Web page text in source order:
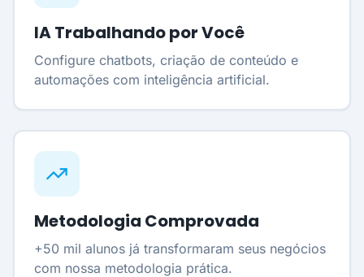
IA Trabalhando por Você
Configure chatbots, criação de conteúdo e
automações com inteligência artificial.
Metodologia Comprovada
+50 mil alunos já transformaram seus negócios
com nossa metodologia prática.